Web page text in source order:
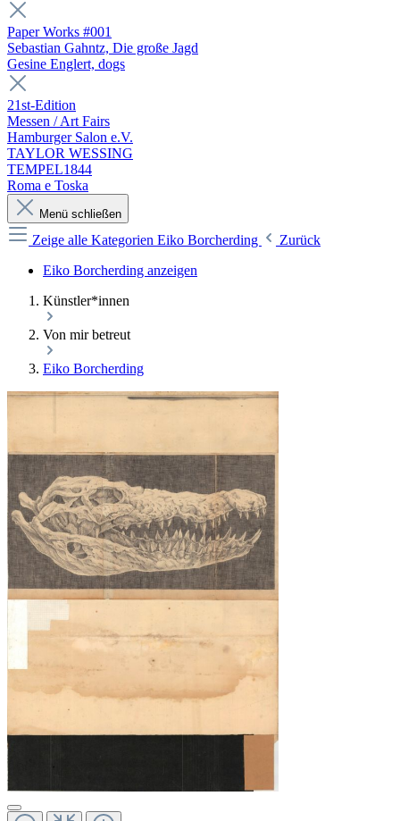
Paper Works #001
Sebastian Gahntz, Die große Jagd
Gesine Englert, dogs
21st-Edition
Messen / Art Fairs
Hamburger Salon e.V.
TAYLOR WESSING
TEMPEL1844
Roma e Toska
Menü schließen
Zeige alle Kategorien Eiko Borcherding
Zurück
Eiko Borcherding anzeigen
Künstler*innen
Von mir betreut
Eiko Borcherding